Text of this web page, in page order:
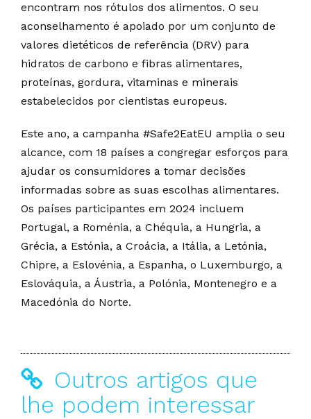
encontram nos rótulos dos alimentos. O seu
aconselhamento é apoiado por um conjunto de
valores dietéticos de referência (DRV) para
hidratos de carbono e fibras alimentares,
proteínas, gordura, vitaminas e minerais
estabelecidos por cientistas europeus.
Este ano, a campanha #Safe2EatEU amplia o seu
alcance, com 18 países a congregar esforços para
ajudar os consumidores a tomar decisões
informadas sobre as suas escolhas alimentares.
Os países participantes em 2024 incluem
Portugal, a Roménia, a Chéquia, a Hungria, a
Grécia, a Estónia, a Croácia, a Itália, a Letónia,
Chipre, a Eslovénia, a Espanha, o Luxemburgo, a
Eslováquia, a Áustria, a Polónia, Montenegro e a
Macedónia do Norte.
Outros artigos que
lhe podem interessar